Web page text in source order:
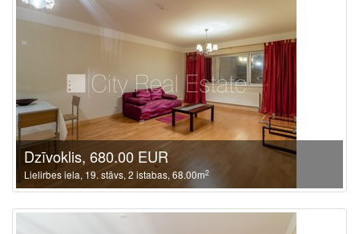
Dzīvoklis, 680.00 EUR
Lielirbes iela, 19. stāvs, 2 istabas, 68.00m2